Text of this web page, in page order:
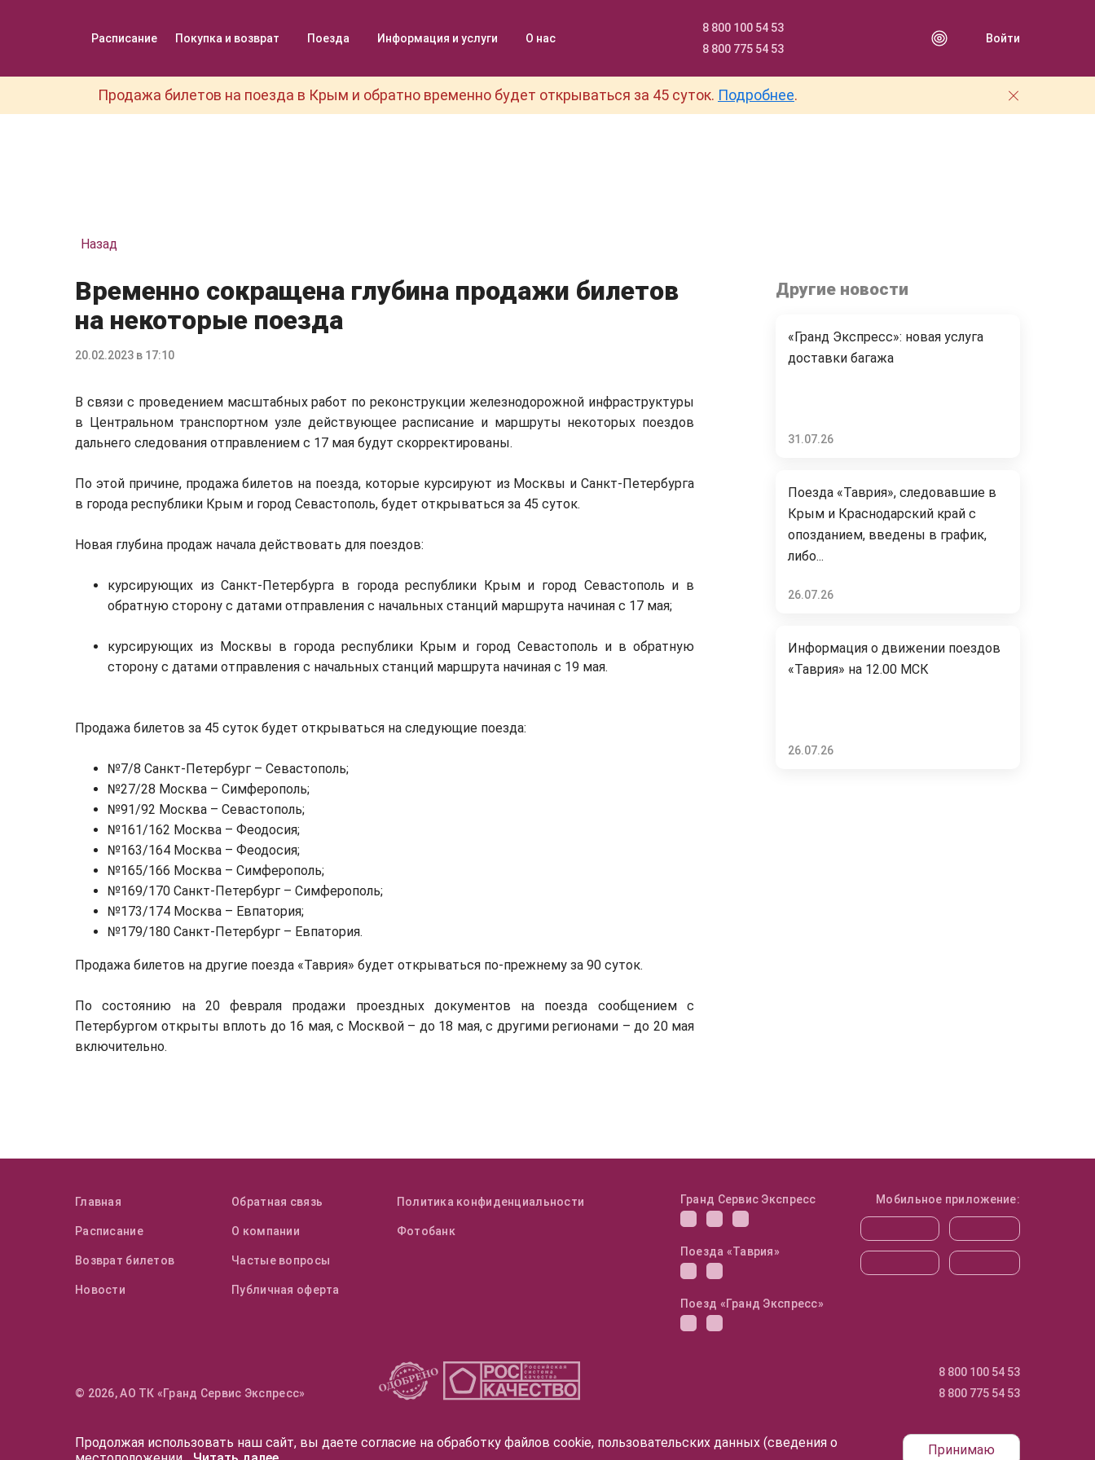
Расписание Покупка и возврат Поезда Информация и услуги О нас
8 800 100 54 53
8 800 775 54 53
Войти
Продажа билетов на поезда в Крым и обратно временно будет открываться за 45 суток. Подробнее.
Назад
Временно сокращена глубина продажи билетов
на некоторые поезда
20.02.2023 в 17:10
В связи с проведением масштабных работ по реконструкции железнодорожной инфраструктуры
в Центральном транспортном узле действующее расписание и маршруты некоторых поездов
дальнего следования отправлением с 17 мая будут скорректированы.
По этой причине, продажа билетов на поезда, которые курсируют из Москвы и Санкт-Петербурга
в города республики Крым и город Севастополь, будет открываться за 45 суток.
Новая глубина продаж начала действовать для поездов:
курсирующих из Санкт-Петербурга в города республики Крым и город Севастополь и в
обратную сторону с датами отправления с начальных станций маршрута начиная с 17 мая;
курсирующих из Москвы в города республики Крым и город Севастополь и в обратную
сторону с датами отправления с начальных станций маршрута начиная с 19 мая.
Продажа билетов за 45 суток будет открываться на следующие поезда:
№7/8 Санкт-Петербург – Севастополь;
№27/28 Москва – Симферополь;
№91/92 Москва – Севастополь;
№161/162 Москва – Феодосия;
№163/164 Москва – Феодосия;
№165/166 Москва – Симферополь;
№169/170 Санкт-Петербург – Симферополь;
№173/174 Москва – Евпатория;
№179/180 Санкт-Петербург – Евпатория.
Продажа билетов на другие поезда «Таврия» будет открываться по-прежнему за 90 суток.
По состоянию на 20 февраля продажи проездных документов на поезда сообщением с
Петербургом открыты вплоть до 16 мая, с Москвой – до 18 мая, с другими регионами – до 20 мая
включительно.
Другие новости
«Гранд Экспресс»: новая услуга
доставки багажа
31.07.26
Поезда «Таврия», следовавшие в
Крым и Краснодарский край с
опозданием, введены в график,
либо...
26.07.26
Информация о движении поездов
«Таврия» на 12.00 МСК
26.07.26
Главная
Расписание
Возврат билетов
Новости
Обратная связь
О компании
Частые вопросы
Публичная оферта
Политика конфиденциальности
Фотобанк
Гранд Сервис Экспресс
Поезда «Таврия»
Поезд «Гранд Экспресс»
Мобильное приложение:
© 2026, АО ТК «Гранд Сервис Экспресс»
8 800 100 54 53
8 800 775 54 53
Продолжая использовать наш сайт, вы даете согласие на обработку файлов cookie, пользовательских данных (сведения о
Принимаю